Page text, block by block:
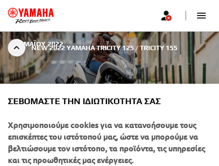
NEW 2022 YAMAHA TRICITY 125 / TRICITY 155
4 ΜΑΪ́ΟΥ 2022
NEW 2022 YAMAHA TRICITY
125 / TRICITY 155
ΣΕΒΌΜΑΣΤΕ ΤΗΝ ΙΔΙΩΤΙΚΌΤΗΤΆ ΣΑΣ
Χρησιμοποιούμε cookies για να κατανοήσουμε τους
επισκέπτες του ιστότοπού μας, ώστε να μπορούμε να
βελτιώσουμε τον ιστότοπο, τα προϊόντα, τις υπηρεσίες
και τις προωθητικές μας ενέργειες.